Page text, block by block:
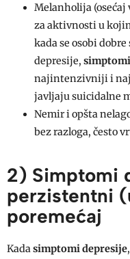
Melanholija
za aktivnosti u
kada se osobi
depresije,
najintenzivniji i
javljaju suicidalne
Nemir i opšta
bez razloga, često
2) Simptomi
perzistentni
poremećaj
Kadasimptomi depresije